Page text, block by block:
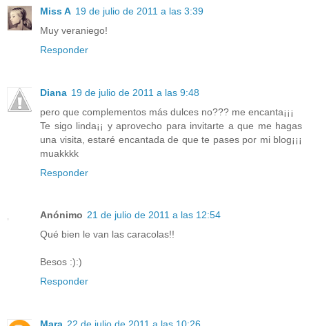
Miss A 19 de julio de 2011 a las 3:39
Muy veraniego!
Responder
Diana 19 de julio de 2011 a las 9:48
pero que complementos más dulces no??? me encanta¡¡¡
Te sigo linda¡¡ y aprovecho para invitarte a que me hagas
una visita, estaré encantada de que te pases por mi blog¡¡¡
muakkkk
Responder
Anónimo 21 de julio de 2011 a las 12:54
Qué bien le van las caracolas!!
Besos :):)
Responder